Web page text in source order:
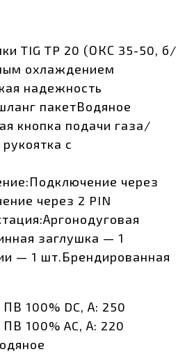
TIG TP 20 (ОКС 35-50, б/
охлаждением
надежность
пакетВодяное
кнопка подачи газа/
с
через
через 2 PIN
заглушка — 1
— 1 шт.Брендированная
100% DC, А: 250
100% AC, А: 220